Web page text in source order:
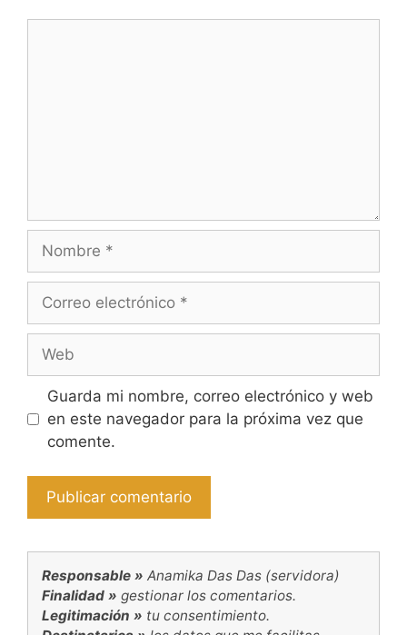
electrónico
Guarda mi nombre, correo electrónico y web
en este navegador para la próxima vez que
comente.
Responsable » Anamika Das Das (servidora)
Finalidad » gestionar los comentarios.
Legitimación » tu consentimiento.